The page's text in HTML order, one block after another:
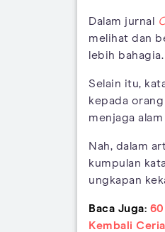
Dalam jurnal
melihat dan
lebih bahagia.
Selain itu,
kepada
menjaga
Nah, dalam
kumpulan
ungkapan
Baca Juga:
Kembali